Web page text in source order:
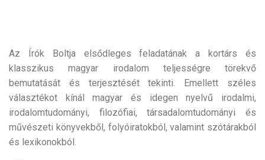
Az Írók Boltja elsődleges feladatának a kortárs és
klasszikus magyar irodalom teljességre törekvő
bemutatását és terjesztését tekinti. Emellett széles
választékot kínál magyar és idegen nyelvű irodalmi,
irodalomtudományi, filozófiai, társadalomtudományi és
művészeti könyvekből, folyóiratokból, valamint szótárakból
és lexikonokból.